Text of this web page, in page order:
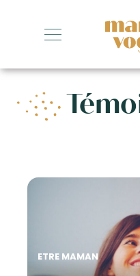
+
+
+
+
ETRE MAMAN